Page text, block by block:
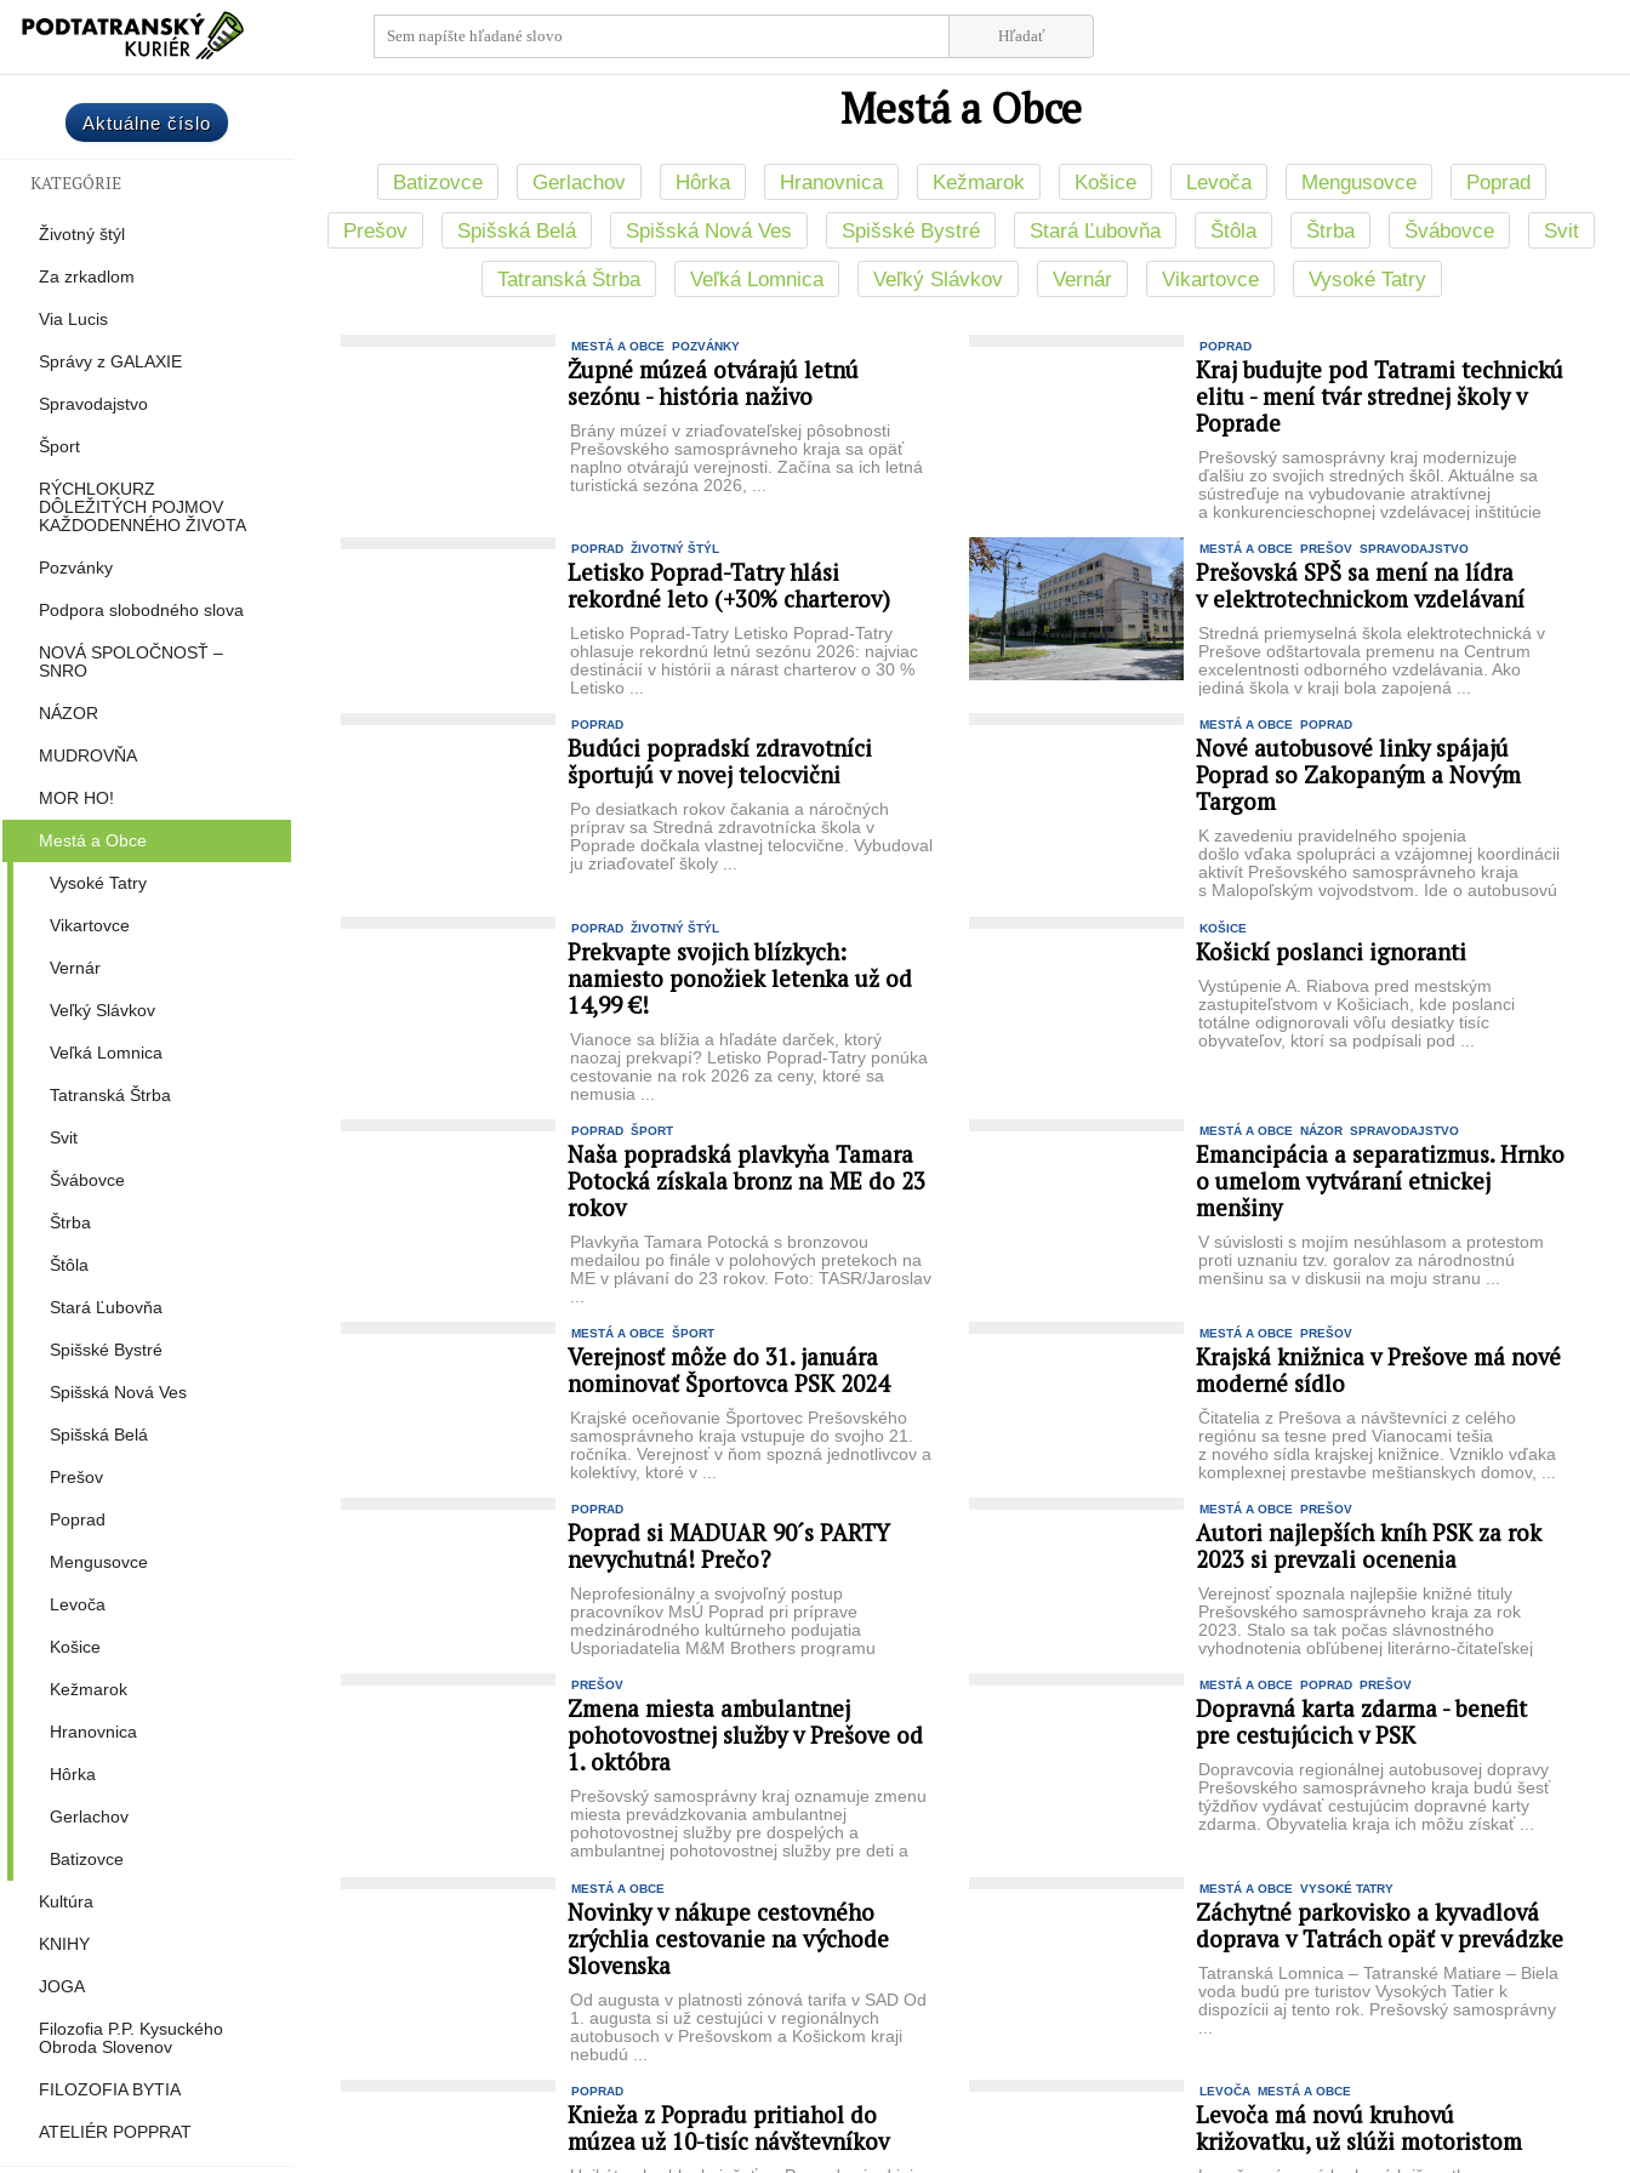
Aktuálne číslo
KATEGÓRIE
Životný štýl
Za zrkadlom
Via Lucis
Správy z GALAXIE
Spravodajstvo
Šport
RÝCHLOKURZ
DÔLEŽITÝCH POJMOV
KAŽDODENNÉHO ŽIVOTA
Pozvánky
Podpora slobodného slova
NOVÁ SPOLOČNOSŤ –
SNRO
NÁZOR
MUDROVŇA
MOR HO!
Mestá a Obce
Vysoké Tatry
Vikartovce
Vernár
Veľký Slávkov
Veľká Lomnica
Tatranská Štrba
Svit
Švábovce
Štrba
Štôla
Stará Ľubovňa
Spišské Bystré
Spišská Nová Ves
Spišská Belá
Prešov
Poprad
Mengusovce
Levoča
Košice
Kežmarok
Hranovnica
Hôrka
Gerlachov
Batizovce
Kultúra
KNIHY
JOGA
Filozofia P.P. Kysuckého
Obroda Slovenov
FILOZOFIA BYTIA
ATELIÉR POPPRAT
Mestá a Obce
Batizovce Gerlachov Hôrka Hranovnica Kežmarok Košice Levoča Mengusovce Poprad
Prešov Spišská Belá Spišská Nová Ves Spišské Bystré Stará Ľubovňa Štôla Štrba Švábovce Svit
Tatranská Štrba Veľká Lomnica Veľký Slávkov Vernár Vikartovce Vysoké Tatry
MESTÁ A OBCE POZVÁNKY
Župné múzeá otvárajú letnú
sezónu - história naživo
Brány múzeí v zriaďovateľskej pôsobnosti
Prešovského samosprávneho kraja sa opäť
naplno otvárajú verejnosti. Začína sa ich letná
turistická sezóna 2026, ...
POPRAD
Kraj budujte pod Tatrami technickú
elitu - mení tvár strednej školy v
Poprade
Prešovský samosprávny kraj modernizuje
ďalšiu zo svojich stredných škôl. Aktuálne sa
sústreďuje na vybudovanie atraktívnej
a konkurencieschopnej vzdelávacej inštitúcie
POPRAD ŽIVOTNÝ ŠTÝL
Letisko Poprad-Tatry hlási
rekordné leto (+30% charterov)
Letisko Poprad-Tatry Letisko Poprad-Tatry
ohlasuje rekordnú letnú sezónu 2026: najviac
destinácií v histórii a nárast charterov o 30 %
Letisko ...
MESTÁ A OBCE PREŠOV SPRAVODAJSTVO
Prešovská SPŠ sa mení na lídra
v elektrotechnickom vzdelávaní
Stredná priemyselná škola elektrotechnická v
Prešove odštartovala premenu na Centrum
excelentnosti odborného vzdelávania. Ako
jediná škola v kraji bola zapojená ...
POPRAD
Budúci popradskí zdravotníci
športujú v novej telocvični
Po desiatkach rokov čakania a náročných
príprav sa Stredná zdravotnícka škola v
Poprade dočkala vlastnej telocvične. Vybudoval
ju zriaďovateľ školy ...
MESTÁ A OBCE POPRAD
Nové autobusové linky spájajú
Poprad so Zakopaným a Novým
Targom
K zavedeniu pravidelného spojenia
došlo vďaka spolupráci a vzájomnej koordinácii
aktivít Prešovského samosprávneho kraja
s Malopoľským vojvodstvom. Ide o autobusovú
POPRAD ŽIVOTNÝ ŠTÝL
Prekvapte svojich blízkych:
namiesto ponožiek letenka už od
14,99 €!
Vianoce sa blížia a hľadáte darček, ktorý
naozaj prekvapí? Letisko Poprad-Tatry ponúka
cestovanie na rok 2026 za ceny, ktoré sa
nemusia ...
KOŠICE
Košickí poslanci ignoranti
Vystúpenie A. Riabova pred mestským
zastupiteľstvom v Košiciach, kde poslanci
totálne odignorovali vôľu desiatky tisíc
obyvateľov, ktorí sa podpísali pod ...
POPRAD ŠPORT
Naša popradská plavkyňa Tamara
Potocká získala bronz na ME do 23
rokov
Plavkyňa Tamara Potocká s bronzovou
medailou po finále v polohových pretekoch na
ME v plávaní do 23 rokov. Foto: TASR/Jaroslav
MESTÁ A OBCE NÁZOR SPRAVODAJSTVO
Emancipácia a separatizmus. Hrnko
o umelom vytváraní etnickej
menšiny
V súvislosti s mojím nesúhlasom a protestom
proti uznaniu tzv. goralov za národnostnú
menšinu sa v diskusii na moju stranu ...
MESTÁ A OBCE ŠPORT
Verejnosť môže do 31. januára
nominovať Športovca PSK 2024
Krajské oceňovanie Športovec Prešovského
samosprávneho kraja vstupuje do svojho 21.
ročníka. Verejnosť v ňom spozná jednotlivcov a
kolektívy, ktoré v ...
MESTÁ A OBCE PREŠOV
Krajská knižnica v Prešove má nové
moderné sídlo
Čitatelia z Prešova a návštevníci z celého
regiónu sa tesne pred Vianocami tešia
z nového sídla krajskej knižnice. Vzniklo vďaka
komplexnej prestavbe meštianskych domov, ...
POPRAD
Poprad si MADUAR 90´s PARTY
nevychutná! Prečo?
Neprofesionálny a svojvoľný postup
pracovníkov MsÚ Poprad pri príprave
medzinárodného kultúrneho podujatia
Usporiadatelia M&M Brothers programu
MESTÁ A OBCE PREŠOV
Autori najlepších kníh PSK za rok
2023 si prevzali ocenenia
Verejnosť spoznala najlepšie knižné tituly
Prešovského samosprávneho kraja za rok
2023. Stalo sa tak počas slávnostného
vyhodnotenia obľúbenej literárno-čitateľskej
PREŠOV
Zmena miesta ambulantnej
pohotovostnej služby v Prešove od
1. októbra
Prešovský samosprávny kraj oznamuje zmenu
miesta prevádzkovania ambulantnej
pohotovostnej služby pre dospelých a
ambulantnej pohotovostnej služby pre deti a
MESTÁ A OBCE POPRAD PREŠOV
Dopravná karta zdarma - benefit
pre cestujúcich v PSK
Dopravcovia regionálnej autobusovej dopravy
Prešovského samosprávneho kraja budú šesť
týždňov vydávať cestujúcim dopravné karty
zdarma. Obyvatelia kraja ich môžu získať ...
MESTÁ A OBCE
Novinky v nákupe cestovného
zrýchlia cestovanie na východe
Slovenska
Od augusta v platnosti zónová tarifa v SAD Od
1. augusta si už cestujúci v regionálnych
autobusoch v Prešovskom a Košickom kraji
nebudú ...
MESTÁ A OBCE VYSOKÉ TATRY
Záchytné parkovisko a kyvadlová
doprava v Tatrách opäť v prevádzke
Tatranská Lomnica – Tatranské Matiare – Biela
voda budú pre turistov Vysokých Tatier k
dispozícii aj tento rok. Prešovský samosprávny
POPRAD
Knieža z Popradu pritiahol do
múzea už 10-tisíc návštevníkov
LEVOČA MESTÁ A OBCE
Levoča má novú kruhovú
križovatku, už slúži motoristom